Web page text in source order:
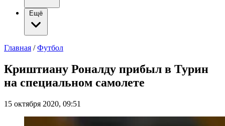
Ещё
Главная / Футбол
Криштиану Роналду прибыл в Турин
на специальном самолете
15 октября 2020, 09:51